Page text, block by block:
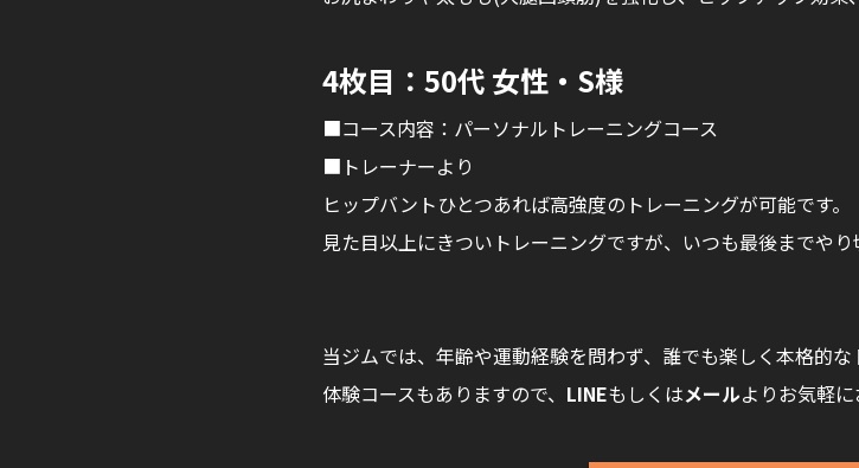
4枚目：50代 女性・S様
■コース内容：パーソナルトレーニングコース
■トレーナーより
ヒップバントひとつあれば高強度のトレーニングが可能です。
見た目以上にきついトレーニングですが、いつも最後までやり
当ジムでは、年齢や運動経験を問わず、誰でも楽しく本格的
体験コースもありますので、 LINEもしくはメールよりお気軽